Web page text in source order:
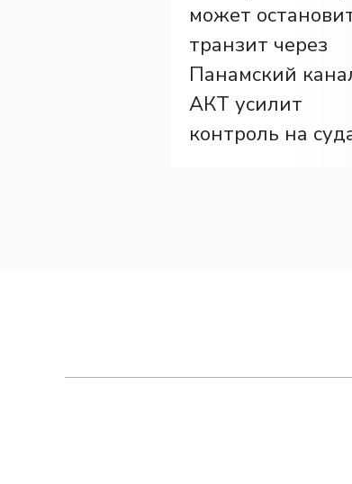
может
транзит через
Панамский
АКТ усилит
контроль на